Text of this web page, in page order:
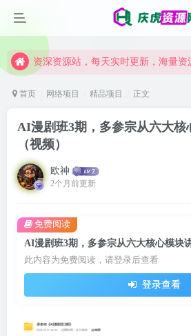
资深资源站，每天实时更新，海量资
【启明网】找项目 + 低成本创业 + 减少信息差 +
资深资源站，每天实时更新，海量资
首页 网络项目 精品项目 正文
AI漫剧班3期，多参宗从六大核
（视频）
欧神
2个月前更新
AI漫剧班3期，多参宗从六大核心模块
此内容为免费阅读，请登录后查看
登录查看
免费阅读